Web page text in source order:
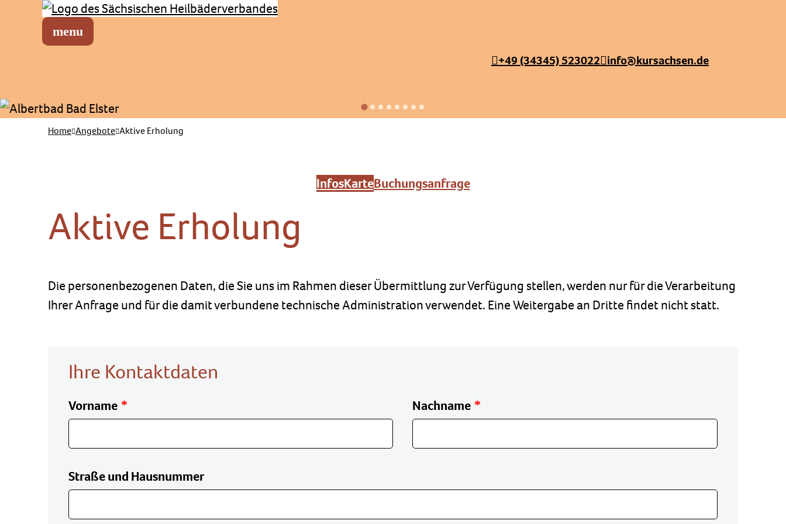
Sächsischer Heilbäderverband
+49 (34345) 523022 info@kursachsen.de
Home Angebote Aktive Erholung
InfosKarteBuchungsanfrage
Aktive Erholung
Die personenbezogenen Daten, die Sie uns im Rahmen dieser Übermittlung zur Verfügung stellen, werden nur für die Verarbeitung
Ihrer Anfrage und für die damit verbundene technische Administration verwendet. Eine Weitergabe an Dritte findet nicht statt.
Ihre Kontaktdaten
Vorname Nachname
Straße und Hausnummer